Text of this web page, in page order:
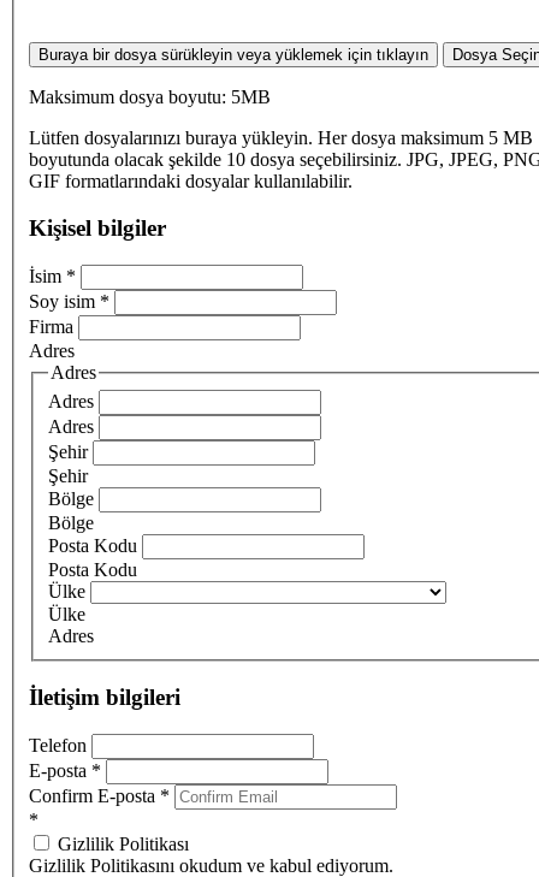
Buraya bir dosya sürükleyin veya yüklemek için tıklayın Dosya
Maksimum dosya boyutu: 5MB
Lütfen dosyalarınızı buraya yükleyin. Her dosya maksimum 5 MB
boyutunda olacak şekilde 10 dosya seçebilirsiniz. JPG, JPEG,
GIF formatlarındaki dosyalar kullanılabilir.
Kişisel bilgiler
İsim *
Soy isim *
Firma
Adres
Adres
Adres
Adres
Şehir
Şehir
Bölge
Bölge
Posta Kodu
Posta Kodu
Ülke
Ülke
Adres
İletişim bilgileri
Telefon
E-posta *
Confirm E-posta *
*
Gizlilik Politikası
Gizlilik Politikasını okudum ve kabul ediyorum.